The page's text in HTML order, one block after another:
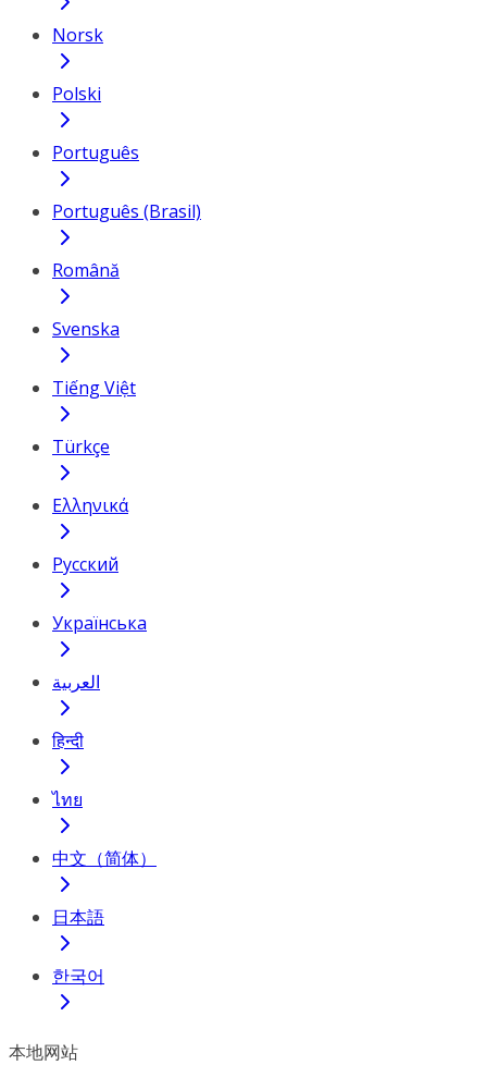
Norsk
Polski
Português
Português (Brasil)
Română
Svenska
Tiếng Việt
Türkçe
Ελληνικά
Русский
Українська
العربية
हिन्दी
ไทย
中文（简体）
日本語
한국어
本地网站